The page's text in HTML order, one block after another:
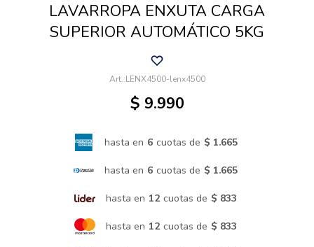
LAVARROPA ENXUTA CARGA
SUPERIOR AUTOMÁTICO 5KG
LENX4500-lenx4500
$ 9.990
hasta en 6 cuotas de $ 1.665
hasta en 6 cuotas de $ 1.665
hasta en 12 cuotas de $ 833
hasta en 12 cuotas de $ 833
Aire libre y Jardín
Muebles de exterior
Lavado y secado